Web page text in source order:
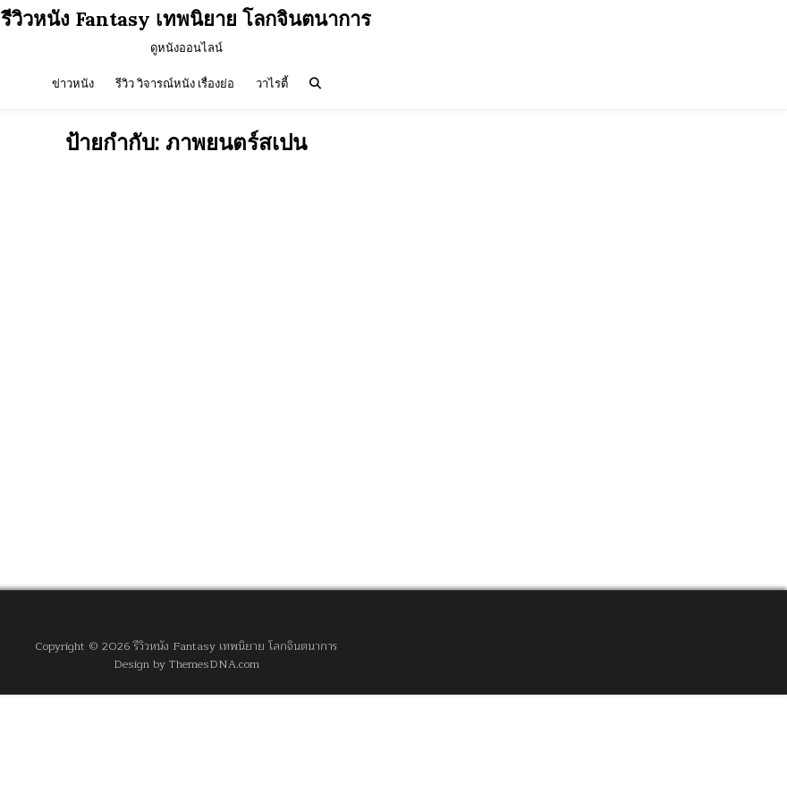
รีวิวหนัง Fantasy เทพนิยาย โลกจินตนาการ
ดูหนังออนไลน์
ข่าวหนัง รีวิว วิจารณ์หนัง เรื่องย่อ วาไรตี้
ป้ายกำกับ: ภาพยนตร์สเปน
Copyright © 2026 รีวิวหนัง Fantasy เทพนิยาย โลกจินตนาการ
Design by ThemesDNA.com